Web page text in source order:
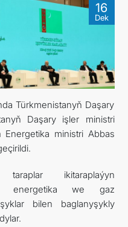
UZALTMAK
16
Dek
Türkmenistanyň Daşary
Daşary işler ministri
ministri Abbas
ikitaraplaýyn
energetika we gaz
bilen baglanyşykly